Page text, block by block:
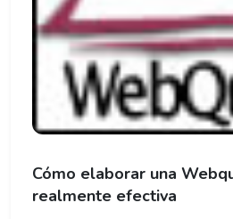
Cómo elaborar una
realmente efectiva